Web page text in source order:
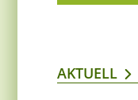
AKTUELL